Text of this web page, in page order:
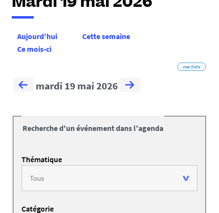
Mardi 19 mai 2026
Aujourd'hui
Cette semaine
Ce mois-ci
vue liste
mardi 19 mai 2026
Recherche d'un événement dans l'agenda
Thématique
Catégorie